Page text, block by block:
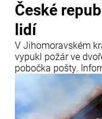
České
lidí
V Jihomoravském
vypukl požár ve
pobočka pošty.
„Záchranářům
evakuováno však
složky. Lidé se
všichni převezeni